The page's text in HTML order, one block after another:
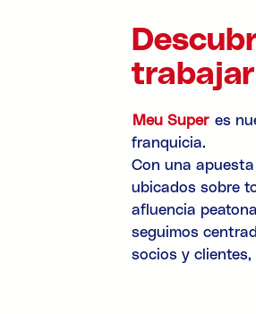
trabajar
Meu Super es
franquicia.
Con una
ubicados sobre
afluencia
seguimos
socios y